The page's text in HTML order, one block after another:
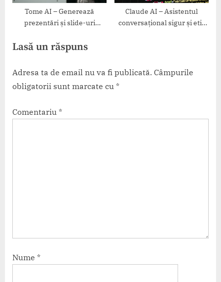
Tome AI – Generează
prezentări și slide-uri
Claude AI – Asistentul
conversațional sigur și etic
Lasă un răspuns
Adresa ta de email nu va fi publicată. Câmpurile
obligatorii sunt marcate cu *
Comentariu *
Nume *